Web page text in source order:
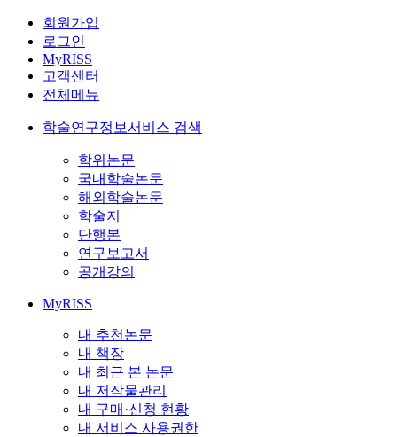
회원가입
로그인
MyRISS
고객센터
전체메뉴
학술연구정보서비스 검색
학위논문
국내학술논문
해외학술논문
학술지
단행본
연구보고서
공개강의
MyRISS
내 추천논문
내 책장
내 최근 본 논문
내 저작물관리
내 구매·신청 현황
내 서비스 사용권한